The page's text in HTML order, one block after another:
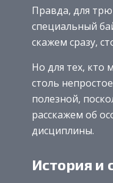
Правда, для
специальный
скажем сразу,
Но для тех, кто
столь
полезной,
расскажем об
дисциплины.
История и